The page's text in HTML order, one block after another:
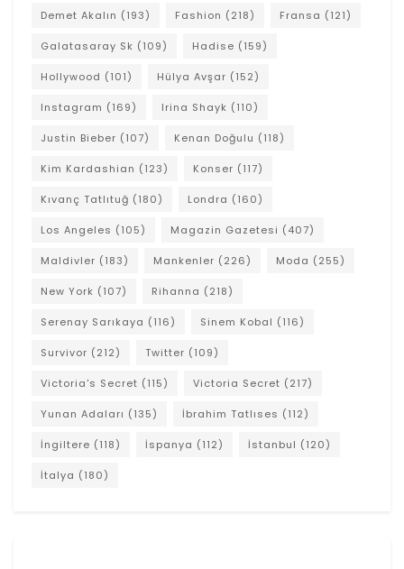
Demet Akalın (193) Fashion (218) Fransa (121)
Galatasaray Sk (109) Hadise (159)
Hollywood (101) Hülya Avşar (152)
Instagram (169) Irina Shayk (110)
Justin Bieber (107) Kenan Doğulu (118)
Kim Kardashian (123) Konser (117)
Kıvanç Tatlıtuğ (180) Londra (160)
Los Angeles (105) Magazin Gazetesi (407)
Maldivler (183) Mankenler (226) Moda (255)
New York (107) Rihanna (218)
Serenay Sarıkaya (116) Sinem Kobal (116)
Survivor (212) Twitter (109)
Victoria's Secret (115) Victoria Secret (217)
Yunan Adaları (135) İbrahim Tatlıses (112)
İngiltere (118) İspanya (112) İstanbul (120)
İtalya (180)